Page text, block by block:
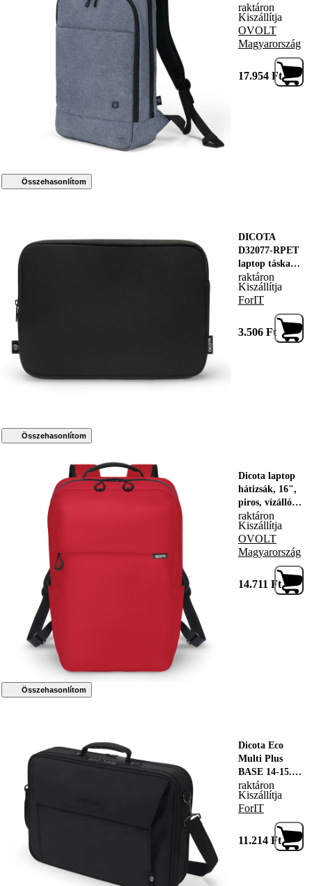
Összehasonlítom
14,1" Blue,
228509,
Notebook táska
raktáron
Kiszállítja
OVOLT
Magyarország
17.954 Ft
Összehasonlítom
DICOTA
D32077-RPET
laptop táska
29,5 cm (11.6")
Védőtok
Fekete
raktáron
Kiszállítja
ForIT
3.506 Ft
Összehasonlítom
Dicota laptop
hátizsák, 16",
piros, vízálló,
16 literes
űrtartalommal,
15 cm magas
raktáron
Kiszállítja
OVOLT
Magyarország
14.711 Ft
Dicota Eco
Multi Plus
BASE 14-15.6"
notebook táska
fekete
(D30491-
(D30491-
raktáron
Kiszállítja
ForIT
11.214 Ft